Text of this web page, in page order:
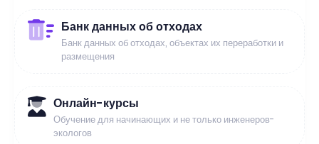
Банк данных об отходах
Банк данных об отходах, объектах их переработки и
размещения
Онлайн-курсы
Обучение для начинающих и не только инженеров-
экологов